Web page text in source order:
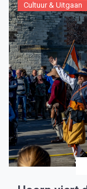
Cultuur & Uitgaan